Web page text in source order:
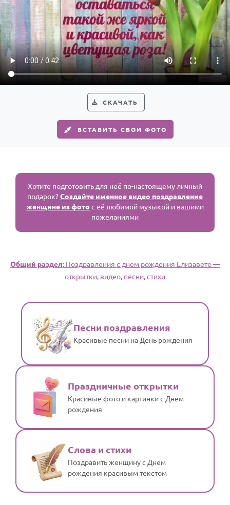
СКАЧАТЬ
ВСТАВИТЬ СВОИ ФОТО
Хотите подготовить для неё по-настоящему личный
подарок?Создайте именное видео поздравление
женщине из фото с её любимой музыкой и вашими
пожеланиями
Общий раздел: Поздравления с днем рождения Елизавете —
открытки, видео, песни, стихи
Песни поздравления
Красивые песни на День рождения
Праздничные открытки
Красивые фото и картинки с Днем
рождения
Слова и стихи
Поздравить женщину с Днем
рождения красивым текстом